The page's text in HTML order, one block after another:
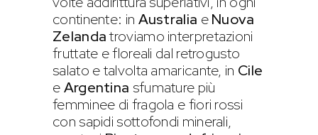
continente: in Australia eNuova
Zelandatroviamo interpretazioni
fruttate e floreali dal retrogusto
salato e talvolta amaricante, in Cile
eArgentina sfumature più
femminee di fragola e fiori rossi
con sapidi sottofondi minerali,